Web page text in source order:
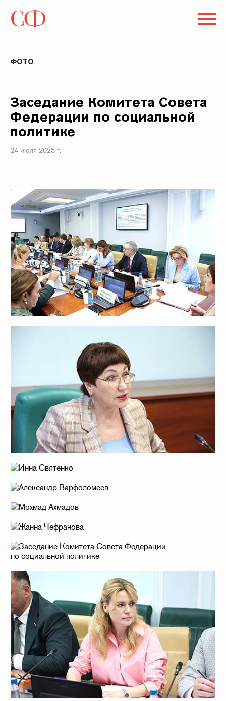
ФОТО
Заседание Комитета Совета
Федерации по социальной
политике
24 июля 2025 г.